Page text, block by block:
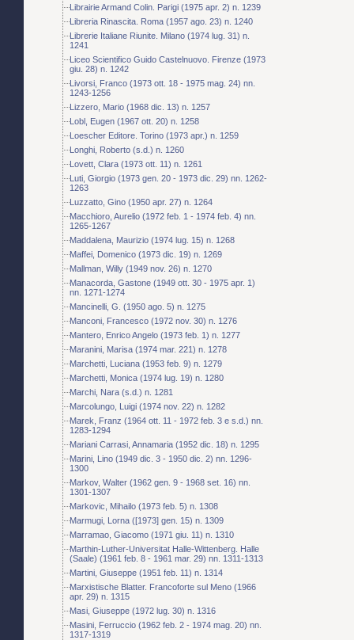
Librairie Armand Colin. Parigi (1975 apr. 2) n. 1239
Libreria Rinascita. Roma (1957 ago. 23) n. 1240
Librerie Italiane Riunite. Milano (1974 lug. 31) n.
1241
Liceo Scientifico Guido Castelnuovo. Firenze (1973
giu. 28) n. 1242
Livorsi, Franco (1973 ott. 18 - 1975 mag. 24) nn.
1243-1256
Lizzero, Mario (1968 dic. 13) n. 1257
Lobl, Eugen (1967 ott. 20) n. 1258
Loescher Editore. Torino (1973 apr.) n. 1259
Longhi, Roberto (s.d.) n. 1260
Lovett, Clara (1973 ott. 11) n. 1261
Luti, Giorgio (1973 gen. 20 - 1973 dic. 29) nn. 1262-
1263
Luzzatto, Gino (1950 apr. 27) n. 1264
Macchioro, Aurelio (1972 feb. 1 - 1974 feb. 4) nn.
1265-1267
Maddalena, Maurizio (1974 lug. 15) n. 1268
Maffei, Domenico (1973 dic. 19) n. 1269
Mallman, Willy (1949 nov. 26) n. 1270
Manacorda, Gastone (1949 ott. 30 - 1975 apr. 1)
nn. 1271-1274
Mancinelli, G. (1950 ago. 5) n. 1275
Manconi, Francesco (1972 nov. 30) n. 1276
Mantero, Enrico Angelo (1973 feb. 1) n. 1277
Maranini, Marisa (1974 mar. 221) n. 1278
Marchetti, Luciana (1953 feb. 9) n. 1279
Marchetti, Monica (1974 lug. 19) n. 1280
Marchi, Nara (s.d.) n. 1281
Marcolungo, Luigi (1974 nov. 22) n. 1282
Marek, Franz (1964 ott. 11 - 1972 feb. 3 e s.d.) nn.
1283-1294
Mariani Carrasi, Annamaria (1952 dic. 18) n. 1295
Marini, Lino (1949 dic. 3 - 1950 dic. 2) nn. 1296-
1300
Markov, Walter (1962 gen. 9 - 1968 set. 16) nn.
1301-1307
Markovic, Mihailo (1973 feb. 5) n. 1308
Marmugi, Lorna ([1973] gen. 15) n. 1309
Marramao, Giacomo (1971 giu. 11) n. 1310
Marthin-Luther-Universitat Halle-Wittenberg. Halle
(Saale) (1961 feb. 8 - 1961 mar. 29) nn. 1311-1313
Martini, Giuseppe (1951 feb. 11) n. 1314
Marxistische Blatter. Francoforte sul Meno (1966
apr. 29) n. 1315
Masi, Giuseppe (1972 lug. 30) n. 1316
Masini, Ferruccio (1962 feb. 2 - 1974 mag. 20) nn.
1317-1319